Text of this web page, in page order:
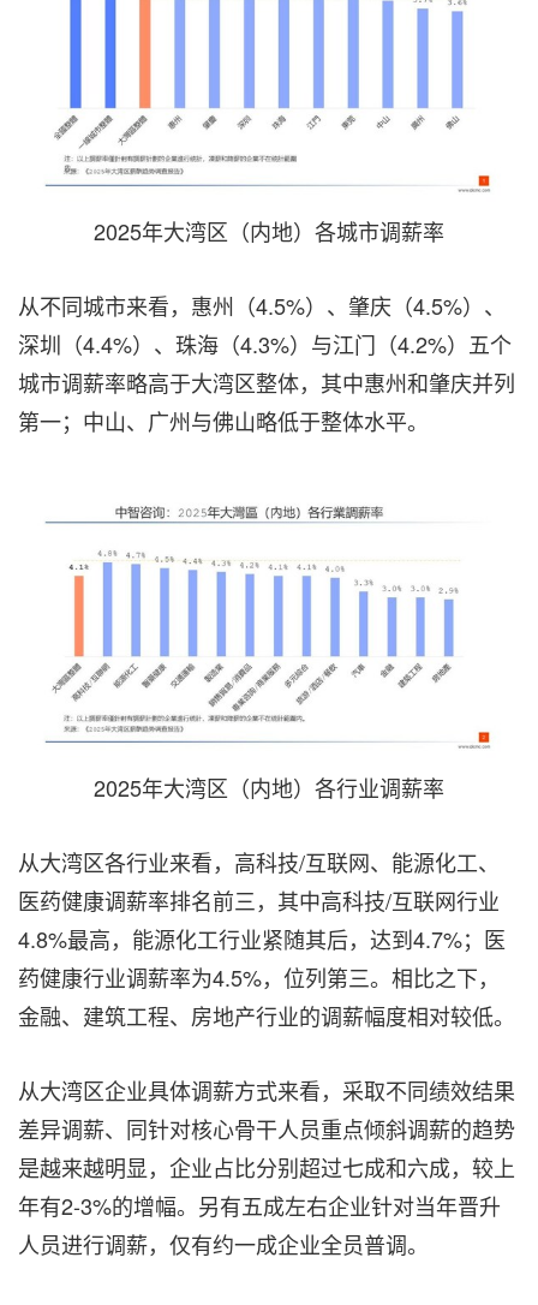
2025年大湾区（内地）各城市调薪率
从不同城市来看，惠州（4.5%）、肇庆（4.5%）、
深圳（4.4%）、珠海（4.3%）与江门（4.2%）五个
城市调薪率略高于大湾区整体，其中惠州和肇庆并列
第一；中山、广州与佛山略低于整体水平。
2025年大湾区（内地）各行业调薪率
从大湾区各行业来看，高科技/互联网、能源化工、
医药健康调薪率排名前三，其中高科技/互联网行业
4.8%最高，能源化工行业紧随其后，达到4.7%；医
药健康行业调薪率为4.5%，位列第三。相比之下，
金融、建筑工程、房地产行业的调薪幅度相对较低。
从大湾区企业具体调薪方式来看，采取不同绩效结果
差异调薪、同针对核心骨干人员重点倾斜调薪的趋势
是越来越明显，企业占比分别超过七成和六成，较上
年有2-3%的增幅。另有五成左右企业针对当年晋升
人员进行调薪，仅有约一成企业全员普调。